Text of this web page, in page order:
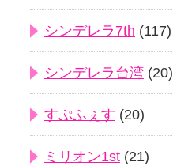
シンデレラ7th (117)
シンデレラ台湾 (20)
すぷふぇす (20)
ミリオン1st (21)